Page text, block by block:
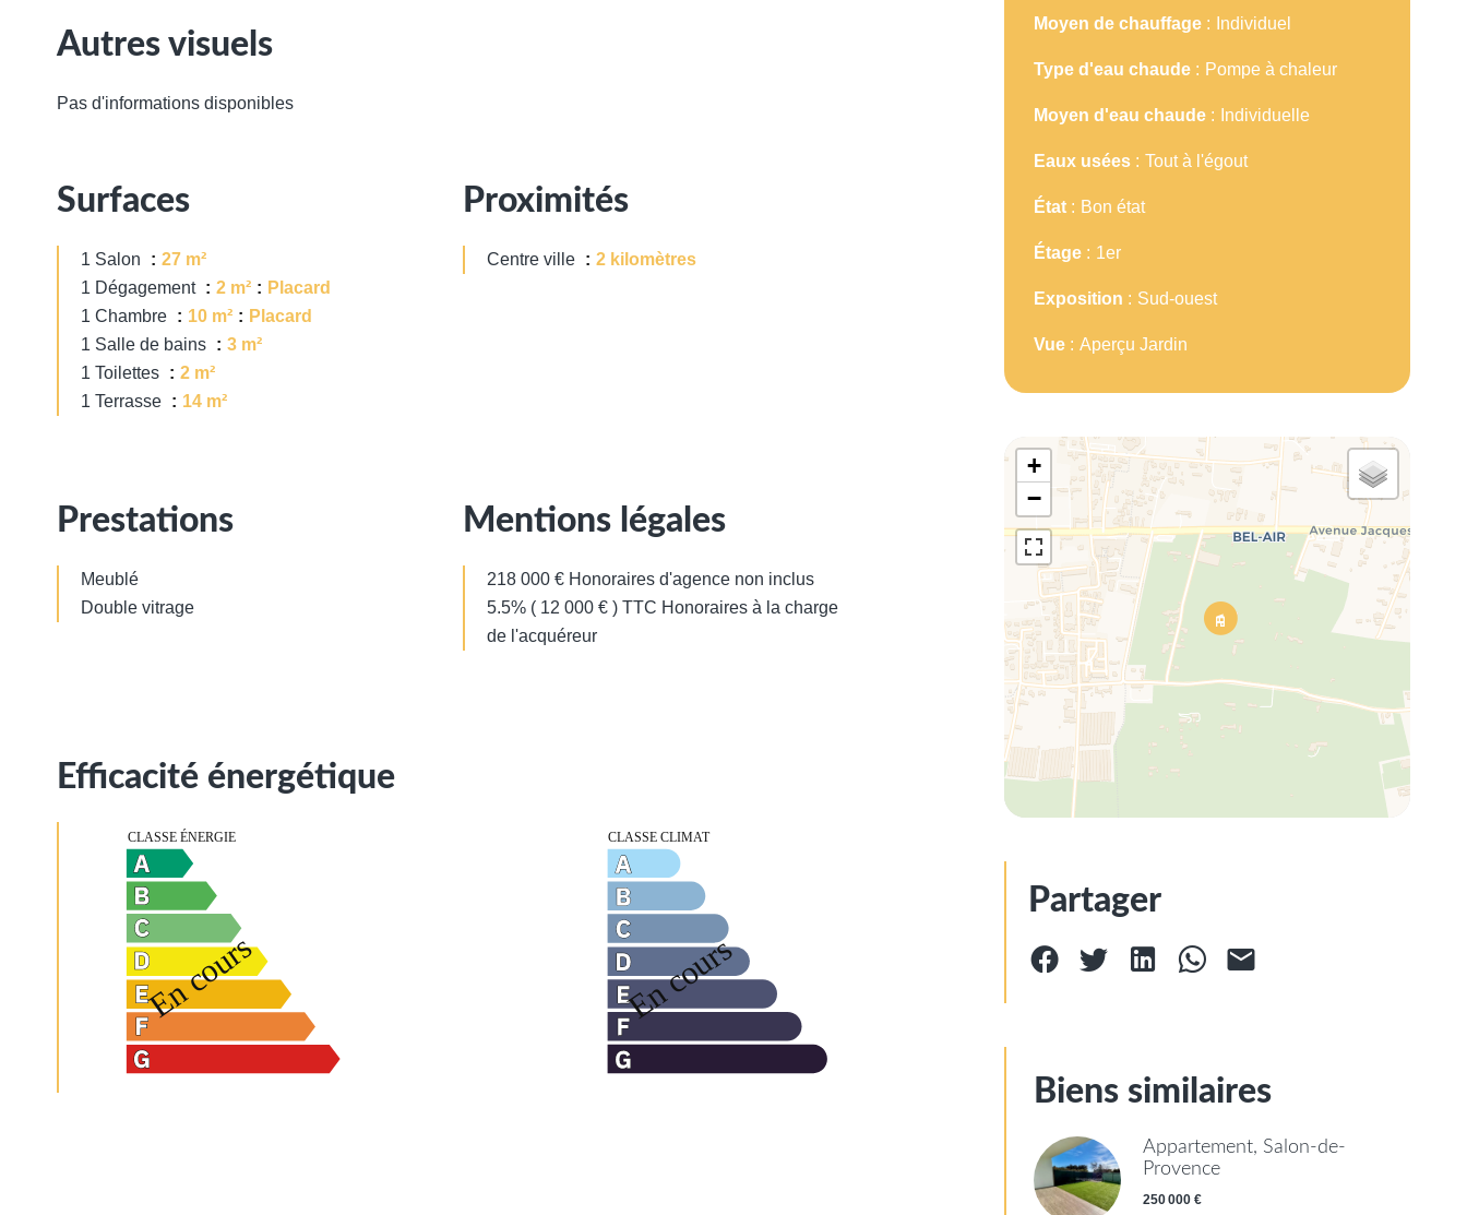
Autres visuels
Pas d'informations disponibles
Surfaces
1 Salon
27 m²
1 Dégagement
2 m²
Placard
1 Chambre
10 m²
Placard
1 Salle de bains
3 m²
1 Toilettes
2 m²
1 Terrasse
14 m²
Proximités
Centre ville 2 kilomètres
Prestations
Meublé
Double vitrage
Mentions légales
218 000 € Honoraires d'agence non inclus
5.5% ( 12 000 € ) TTC Honoraires à la charge
de l'acquéreur
Efficacité énergétique
Moyen de chauffage Individuel
Type d'eau chaude Pompe à chaleur
Moyen d'eau chaude Individuelle
Eaux usées Tout à l'égout
État Bon état
Étage 1er
Exposition Sud-ouest
Vue Aperçu Jardin
+
−
Partager
Biens similaires
Appartement, Salon-de-
Provence
250 000 €